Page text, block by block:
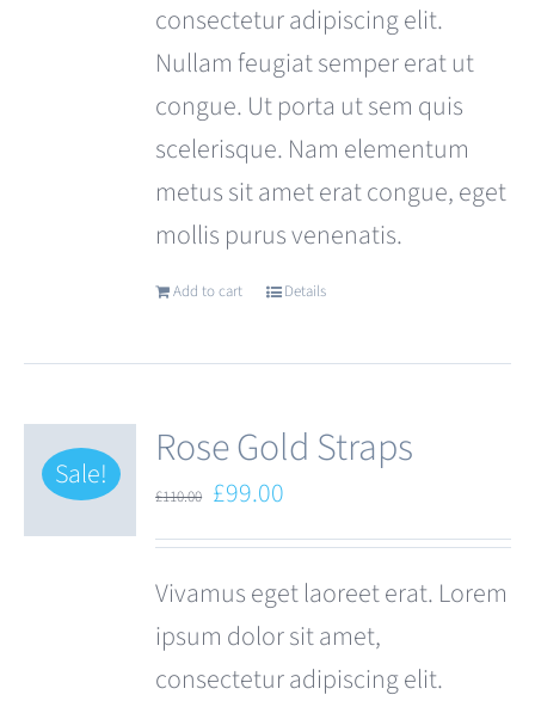
consectetur adipiscing elit.
Nullam feugiat semper erat ut
congue. Ut porta ut sem quis
scelerisque. Nam elementum
metus sit amet erat congue, eget
mollis purus venenatis.
Add to cart Details
Sale! Rose Gold Straps
£110.00 Original
price
£110.00.
£99.00
price
is:
£99.00.
Vivamus eget laoreet erat. Lorem
ipsum dolor sit amet,
consectetur adipiscing elit.